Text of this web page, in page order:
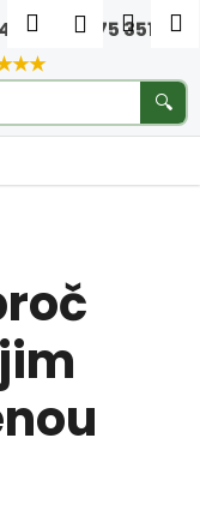
604 475 351
🔍
Hledat